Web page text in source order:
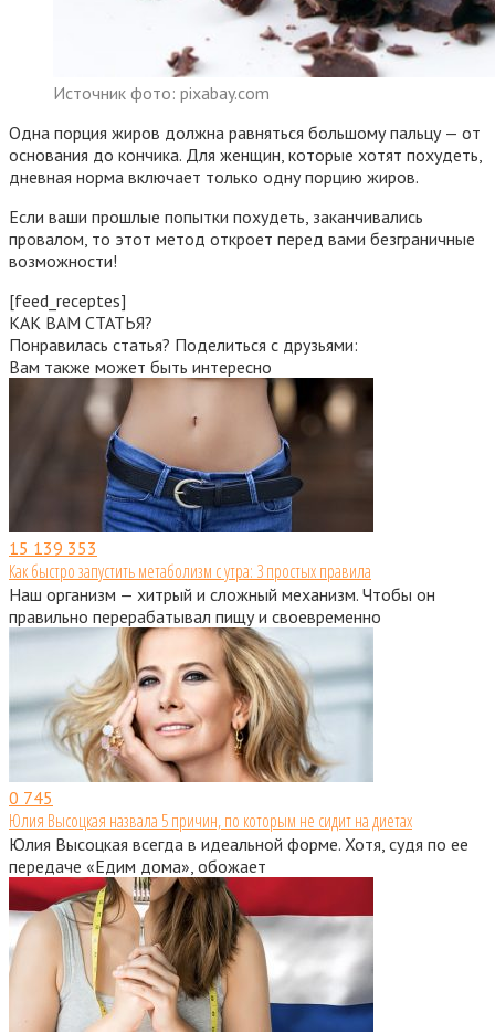
Источник фото: pixabay.com
Одна порция жиров должна равняться большому пальцу — от
основания до кончика. Для женщин, которые хотят похудеть,
дневная норма включает только одну порцию жиров.
Если ваши прошлые попытки похудеть, заканчивались
провалом, то этот метод откроет перед вами безграничные
возможности!
[feed_receptes]
КАК ВАМ СТАТЬЯ?
Понравилась статья? Поделиться с друзьями:
Вам также может быть интересно
15 139 353
Как быстро запустить метаболизм с утра: 3 простых правила
Наш организм — хитрый и сложный механизм. Чтобы он
правильно перерабатывал пищу и своевременно
0 745
Юлия Высоцкая назвала 5 причин, по которым не сидит на диетах
Юлия Высоцкая всегда в идеальной форме. Хотя, судя по ее
передаче «Едим дома», обожает